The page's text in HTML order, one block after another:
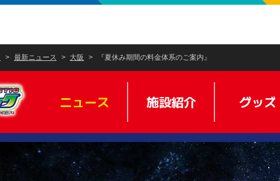
最新ニュース 大阪 『夏休み期間の料金体系のご案内』
ニュース 施設紹介 グッズ